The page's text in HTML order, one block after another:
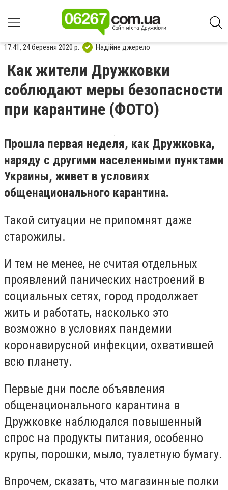
17:41, 24 березня 2020 р. Надійне джерело
Как жители Дружковки
соблюдают меры безопасности
при карантине (ФОТО)
Прошла первая неделя, как Дружковка,
наряду с другими населенными пунктами
Украины, живет в условиях
общенационального карантина.
Такой ситуации не припомнят даже
старожилы.
И тем не менее, не считая отдельных
проявлений панических настроений в
социальных сетях, город продолжает
жить и работать, насколько это
возможно в условиях пандемии
коронавирусной инфекции, охватившей
всю планету.
Первые дни после объявления
общенационального карантина в
Дружковке наблюдался повышенный
спрос на продукты питания, особенно
крупы, порошки, мыло, туалетную бумагу.
Впрочем, сказать, что магазинные полки